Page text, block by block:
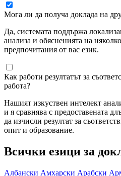
Мога ли да получа доклада на
Да, системата поддържа
анализа и обясненията на
предпочитания от вас език.
Как работи резултатът за
работа?
Нашият изкуствен интелект
и я сравнява с предоставената
да изчисли резултат за
опит и образование.
Всички езици за
Албански Амхарски Арабски